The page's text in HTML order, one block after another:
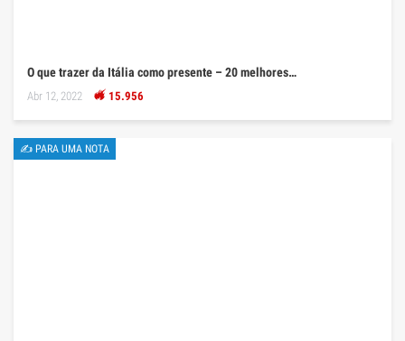
O que trazer da Itália como presente – 20 melhores…
Abr 12, 2022 15.956
✍ PARA UMA NOTA